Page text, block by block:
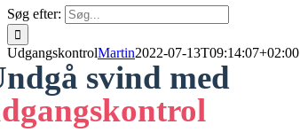
Søg efter:
UdgangskontrolMartin2022-07-13T09:14:07+02:00
svind med